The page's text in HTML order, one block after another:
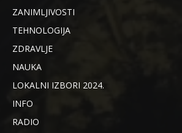
ZANIMLJIVOSTI
TEHNOLOGIJA
ZDRAVLJE
NAUKA
LOKALNI IZBORI 2024.
INFO
RADIO